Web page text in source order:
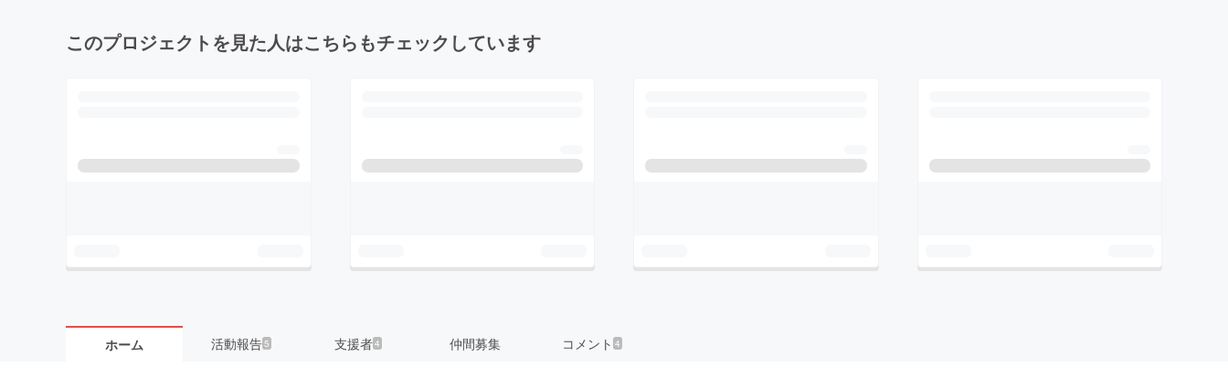
このプロジェクトを見た人はこちらもチェックしています
ホーム 活動報告5 支援者4 仲間募集 コメント 4